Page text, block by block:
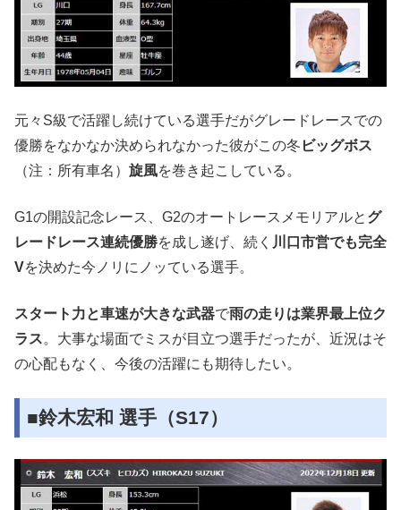
元々S級で活躍し続けている選手だがグレードレースでの
優勝をなかなか決められなかった彼がこの冬 ビッグボス
（注：所有車名） 旋風を巻き起こしている。
G1の開設記念レース、G2のオートレースメモリアルと グ
レードレース連続優勝を成し遂げ、続く 川口市営でも完全
Vを決めた今ノリにノッている選手。
スタート力と車速が大きな武器で雨の走りは業界最上位ク
ラス。大事な場面でミスが目立つ選手だったが、近況はそ
の心配もなく、今後の活躍にも期待したい。
■鈴木宏和 選手（S17）